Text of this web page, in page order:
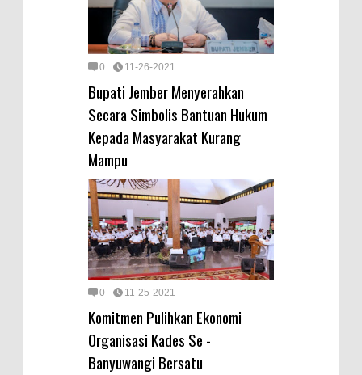
0 11-26-2021
Bupati Jember Menyerahkan
Secara Simbolis Bantuan Hukum
Kepada Masyarakat Kurang
Mampu
0 11-25-2021
Komitmen Pulihkan Ekonomi
Organisasi Kades Se -
Banyuwangi Bersatu